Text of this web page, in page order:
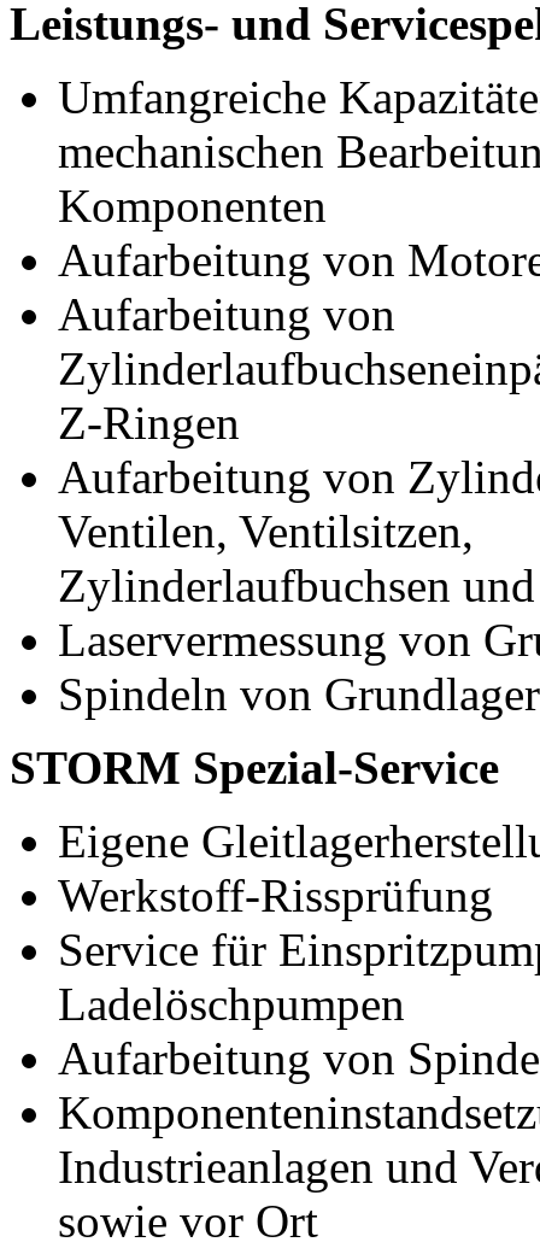
Leistungs- und
Umfangreiche
mechanischen
Komponenten
Aufarbeitung von
Aufarbeitung von
Z-Ringen
Aufarbeitung von
Ventilen, Ventilsitzen,
Zylinderlaufbuchsen
Laservermessung von
Spindeln von
STORM Spezial-Service
Eigene
Werkstoff-Rissprüfung
Service für
Ladelöschpumpen
Aufarbeitung von
Industrieanlagen und
sowie vor Ort